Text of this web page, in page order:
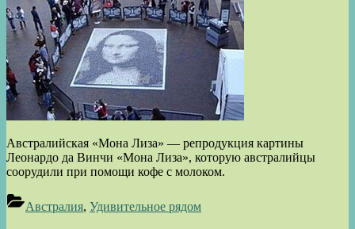
Австралийская «Мона Лиза» — репродукция картины
Леонардо да Винчи «Мона Лиза», которую австралийцы
соорудили при помощи кофе с молоком.
Австралия, Удивительное рядом